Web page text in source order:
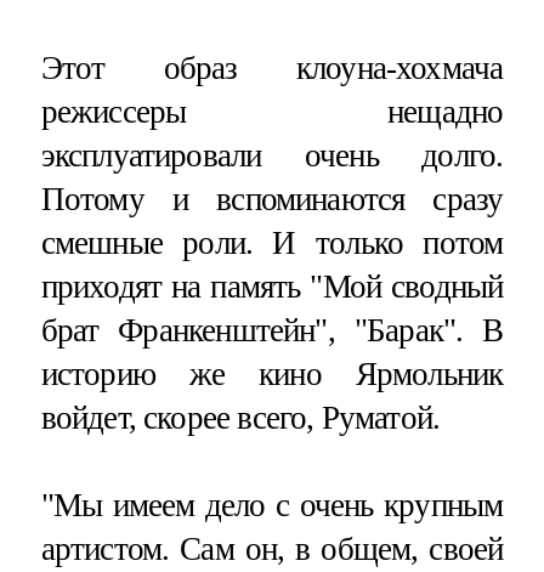
Этот образ клоуна-хохмача
режиссеры нещадно
эксплуатировали очень долго.
Потому и вспоминаются сразу
смешные роли. И только потом
приходят на память "Мой сводный
брат Франкенштейн", "Барак". В
историю же кино Ярмольник
войдет, скорее всего, Руматой.
"Мы имеем дело с очень крупным
артистом. Сам он, в общем, своей